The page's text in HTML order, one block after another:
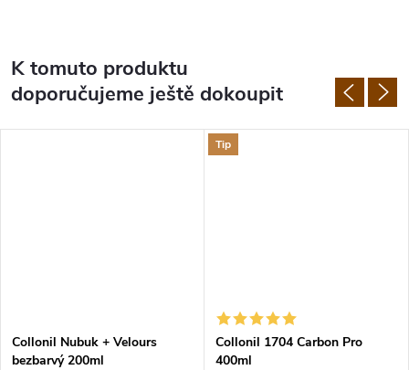
K tomuto produktu
doporučujeme ještě dokoupit
Collonil Nubuk + Velours
bezbarvý 200ml
Tip
Collonil 1704 Carbon Pro
400ml